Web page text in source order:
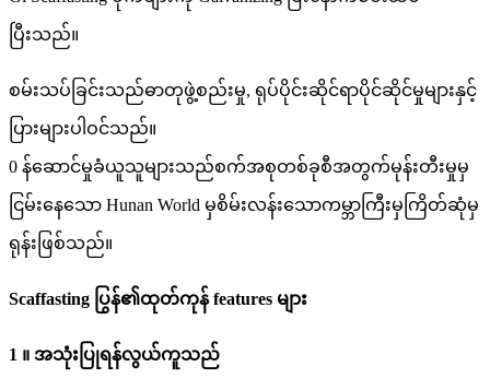
ပြီးသည်။
စမ်းသပ်ခြင်းသည်ဓာတုဖွဲ့စည်းမှု, ရုပ်ပိုင်းဆိုင်ရာပိုင်ဆိုင်မှုများနှင့်
ပြားများပါဝင်သည်။
0 န်ဆောင်မှုခံယူသူများသည်စက်အစုတစ်ခုစီအတွက်မုန်းတီးမှုမှ
ငြမ်းနေသော Hunan World မှစိမ်းလန်းသောကမ္ဘာကြီးမှကြိတ်ဆုံမှ
ရုန်းဖြစ်သည်။
Scaffasting ပြွန်၏ထုတ်ကုန် features များ
1 ။ အသုံးပြုရန်လွယ်ကူသည်